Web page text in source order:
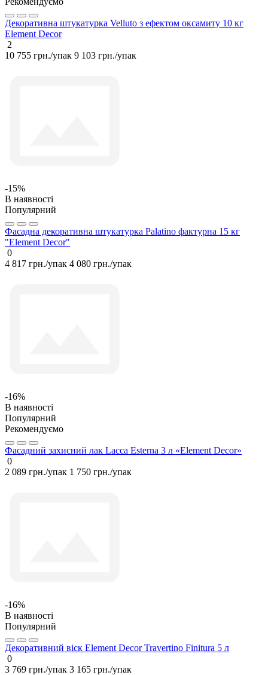
Декоративна штукатурка Velluto з ефектом оксамиту 10 кг
Element Decor
2
10 755 грн./упак 9 103 грн./упак
-15%
В наявності
Популярний
Фасадна декоративна штукатурка Palatino фактурна 15 кг
"Element Decor"
0
4 817 грн./упак 4 080 грн./упак
-16%
В наявності
Популярний
Рекомендуємо
Фасадний захисний лак Lacca Esterna 3 л «Element Decor»
0
2 089 грн./упак 1 750 грн./упак
-16%
В наявності
Популярний
Декоративний віск Element Decor Travertino Finitura 5 л
0
3 769 грн./упак 3 165 грн./упак